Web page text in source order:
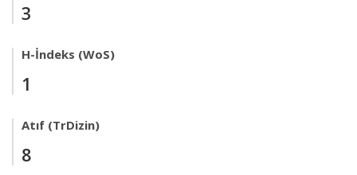
3
H-İndeks (WoS)
1
Atıf (TrDizin)
8